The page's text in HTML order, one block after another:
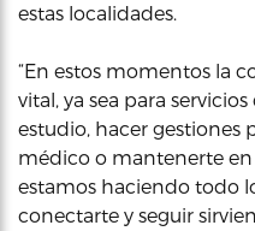
estas localidades.
“En estos momentos la
vital, ya sea para
estudio, hacer gestiones
médico o mantenerte
estamos haciendo todo
conectarte y seguir